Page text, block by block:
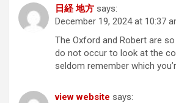
日経 地方 says:
December 19, 2024 at 10:37
The Oxford and Robert are
do not occur to look at the
seldom remember which
view website says: